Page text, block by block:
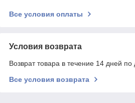
Все условия оплаты
Условия возврата
Возврат товара в течение 14 дней по
Все условия возврата